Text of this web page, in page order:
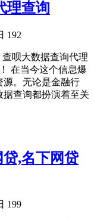
理查询
192
呗大数据查询代理
在当今这个信息爆
源。无论是金融行
查询都扮演着至关
,名下网贷
199